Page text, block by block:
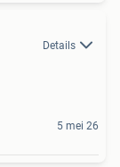
Details
5 mei 26